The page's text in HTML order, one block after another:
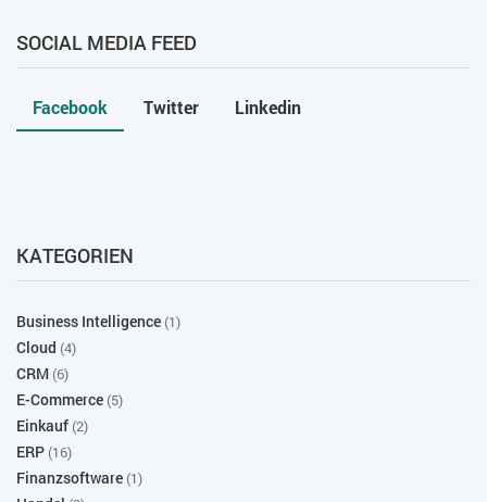
SOCIAL MEDIA FEED
Facebook Twitter Linkedin
KATEGORIEN
Business Intelligence (1)
Cloud (4)
CRM (6)
E-Commerce (5)
Einkauf (2)
ERP (16)
Finanzsoftware (1)